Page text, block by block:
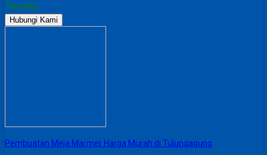
Tersedia
Hubungi Kami
Pembuatan Meja Marmer Harga Murah di Tulungagung